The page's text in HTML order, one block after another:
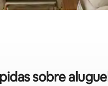
sobre